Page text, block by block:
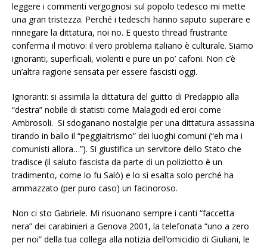
leggere i commenti vergognosi sul popolo tedesco mi mette
una gran tristezza. Perché i tedeschi hanno saputo superare e
rinnegare la dittatura, noi no. E questo thread frustrante
conferma il motivo: il vero problema italiano è culturale. Siamo
ignoranti, superficiali, violenti e pure un po’ cafoni. Non c’è
un’altra ragione sensata per essere fascisti oggi.
Ignoranti: si assimila la dittatura del guitto di Predappio alla
“destra” nobile di statisti come Malagodi ed eroi come
Ambrosoli. Si sdoganano nostalgie per una dittatura assassina
tirando in ballo il “peggialtrismo” dei luoghi comuni (“eh ma i
comunisti allora…”). Si giustifica un servitore dello Stato che
tradisce (il saluto fascista da parte di un poliziotto è un
tradimento, come lo fu Salò) e lo si esalta solo perché ha
ammazzato (per puro caso) un facinoroso.
Non ci sto Gabriele. Mi risuonano sempre i canti “faccetta
nera” dei carabinieri a Genova 2001, la telefonata “uno a zero
per noi” della tua collega alla notizia dell’omicidio di Giuliani, le